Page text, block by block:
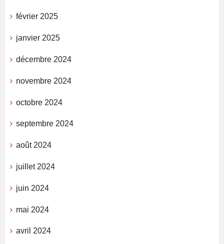
février 2025
janvier 2025
décembre 2024
novembre 2024
octobre 2024
septembre 2024
août 2024
juillet 2024
juin 2024
mai 2024
avril 2024